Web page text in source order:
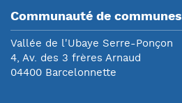
Communauté de communes
Vallée de l'Ubaye Serre-Ponçon
4, Av. des 3 frères Arnaud
04400 Barcelonnette